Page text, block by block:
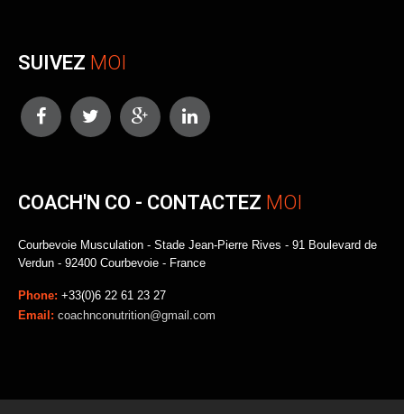
SUIVEZ MOI
COACH'N CO - CONTACTEZ MOI
Courbevoie Musculation - Stade Jean-Pierre Rives - 91 Boulevard de
Verdun - 92400 Courbevoie - France
Phone: +33(0)6 22 61 23 27
Email: coachnconutrition@gmail.com